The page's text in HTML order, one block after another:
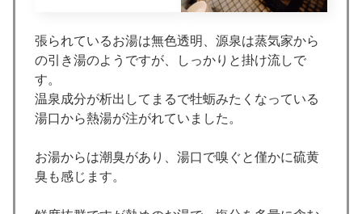
張られているお湯は無色透明、源泉は蒸気家から
の引き湯のようですが、しっかりと掛け流しで
す。
温泉成分が析出してまるで牡蛎みたくなっている
湯口から熱湯が注がれていました。
お湯からは潮臭があり、湯口で嗅ぐと僅かに硫黄
臭も感じます。